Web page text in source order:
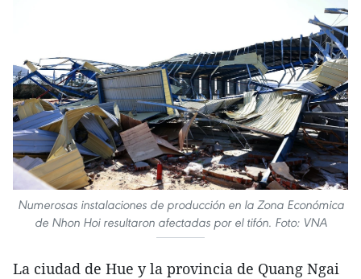
Numerosas instalaciones de producción en la Zona Económica
de Nhon Hoi resultaron afectadas por el tifón. Foto: VNA
La ciudad de Hue y la provincia de Quang Ngai